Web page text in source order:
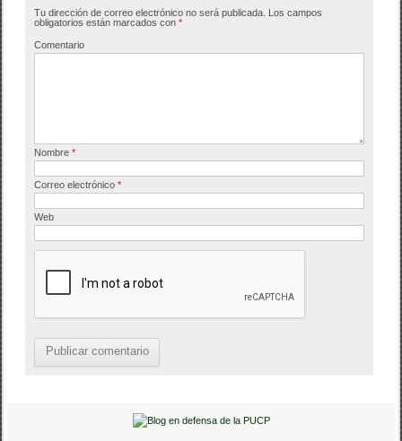
o
o
tir
Tu dirección de correo electrónico no será publicada. Los campos
obligatorios están marcados con*
Comentario
Nombre*
Correo electrónico*
Web